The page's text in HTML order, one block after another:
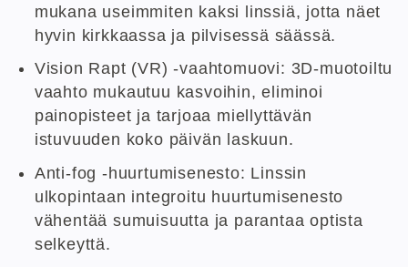
mukana useimmiten kaksi linssiä, jotta näet
hyvin kirkkaassa ja pilvisessä säässä.
Vision Rapt (VR) -vaahtomuovi: 3D-muotoiltu
vaahto mukautuu kasvoihin, eliminoi
painopisteet ja tarjoaa miellyttävän
istuvuuden koko päivän laskuun.
Anti-fog -huurtumisenesto: Linssin
ulkopintaan integroitu huurtumisenesto
vähentää sumuisuutta ja parantaa optista
selkeyttä.